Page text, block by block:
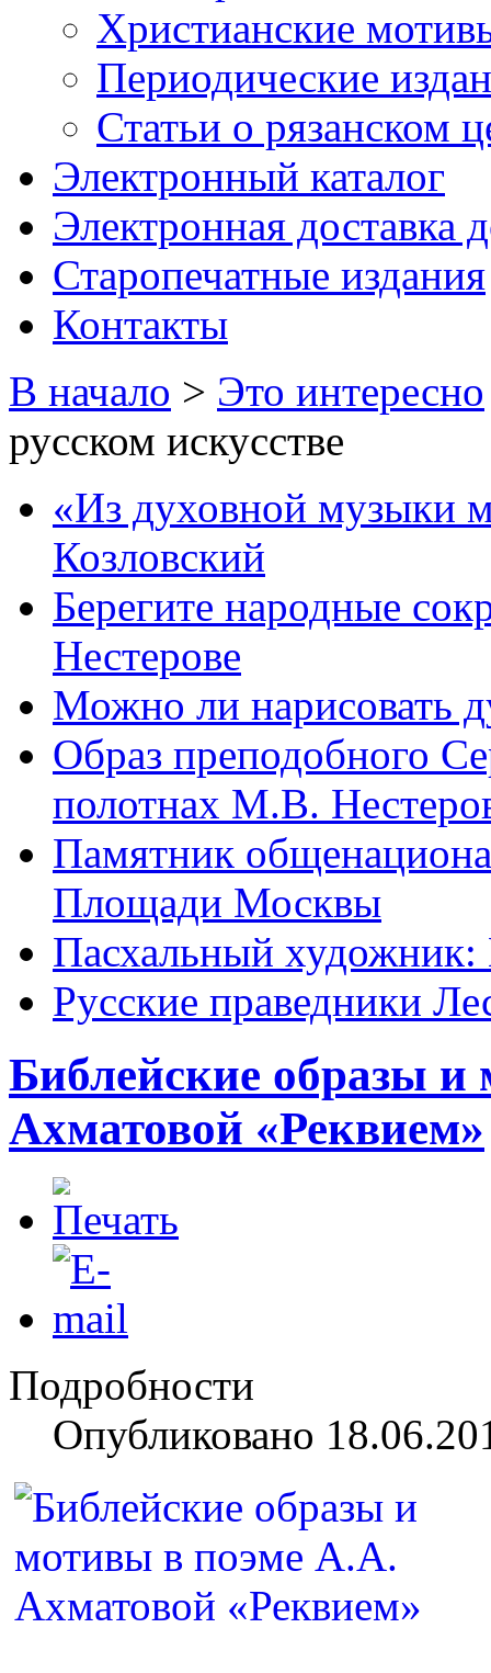
Христианские
Периодические
Статьи о рязанском
Электронный каталог
Электронная доставка
Старопечатные издания
Контакты
В начало > Это интересно
русском искусстве
«Из духовной музыки
Козловский
Берегите народные
Нестерове
Можно ли нарисовать
Образ преподобного
полотнах М.В.
Памятник
Площади Москвы
Пасхальный
Русские праведники
Библейские образы
Ахматовой «Реквием»
Подробности
Опубликовано